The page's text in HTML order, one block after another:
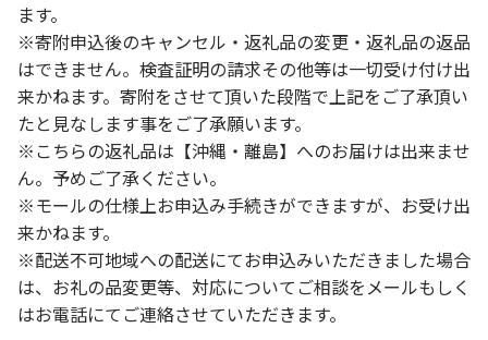
ます。
※寄附申込後のキャンセル・返礼品の変更・返礼品の返品
はできません。検査証明の請求その他等は一切受け付け出
来かねます。寄附をさせて頂いた段階で上記をご了承頂い
たと見なします事をご了承願います。
※こちらの返礼品は【沖縄・離島】へのお届けは出来ませ
ん。予めご了承ください。
※モールの仕様上お申込み手続きができますが、お受け出
来かねます。
※配送不可地域への配送にてお申込みいただきました場合
は、お礼の品変更等、対応についてご相談をメールもしく
はお電話にてご連絡させていただきます。